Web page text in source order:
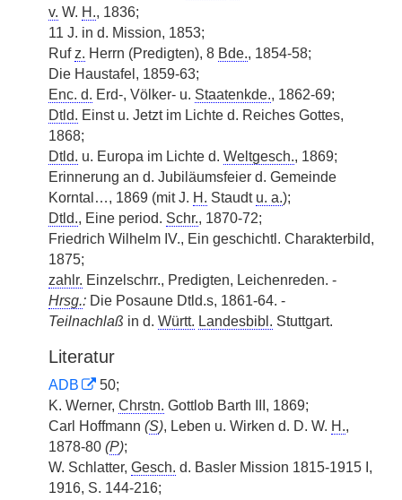
v. W. H., 1836;
11 J. in d. Mission, 1853;
Ruf z. Herrn (Predigten), 8 Bde., 1854-58;
Die Haustafel, 1859-63;
Enc. d. Erd-, Völker- u. Staatenkde., 1862-69;
Dtld. Einst u. Jetzt im Lichte d. Reiches Gottes,
1868;
Dtld. u. Europa im Lichte d. Weltgesch., 1869;
Erinnerung an d. Jubiläumsfeier d. Gemeinde
Korntal…, 1869 (mit J. H. Staudt u. a.);
Dtld., Eine period. Schr., 1870-72;
Friedrich Wilhelm IV., Ein geschichtl. Charakterbild,
1875;
zahlr. Einzelschrr., Predigten, Leichenreden. -
Hrsg.: Die Posaune Dtld.s, 1861-64. -
Teilnachlaß in d. Württ. Landesbibl. Stuttgart.
Literatur
ADB
50;
K. Werner, Chrstn. Gottlob Barth III, 1869;
Carl Hoffmann (S), Leben u. Wirken d. D. W. H.,
1878-80 (P);
W. Schlatter, Gesch. d. Basler Mission 1815-1915 I,
1916, S. 144-216;